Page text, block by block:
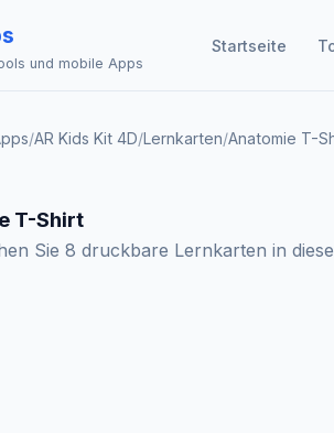
und mobile Apps
Startseite
/AR Kids Kit 4D/Lernkarten/Anatomie T-
T-Shirt
Sie 8 druckbare Lernkarten in